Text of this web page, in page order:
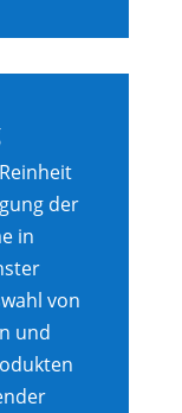
der
in
von
und